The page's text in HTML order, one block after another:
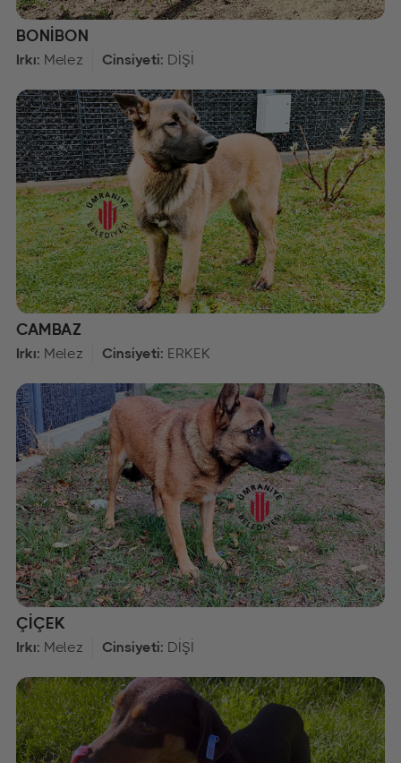
BONİBON
Irkı: Melez Cinsiyeti: DİŞİ
CAMBAZ
Irkı: Melez Cinsiyeti: ERKEK
ÇİÇEK
Irkı: Melez Cinsiyeti: DİŞİ